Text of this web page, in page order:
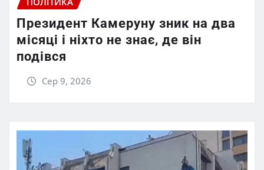
Президент Камеруну зник на два
місяці і ніхто не знає, де він
подівся
Сер 9, 2026